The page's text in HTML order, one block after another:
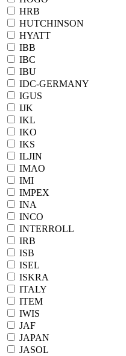
HRB
HUTCHINSON
HYATT
IBB
IBC
IBU
IDC-GERMANY
IGUS
IJK
IKL
IKO
IKS
ILJIN
IMAO
IMI
IMPEX
INA
INCO
INTERROLL
IRB
ISB
ISEL
ISKRA
ITALY
ITEM
IWIS
JAF
JAPAN
JASOL